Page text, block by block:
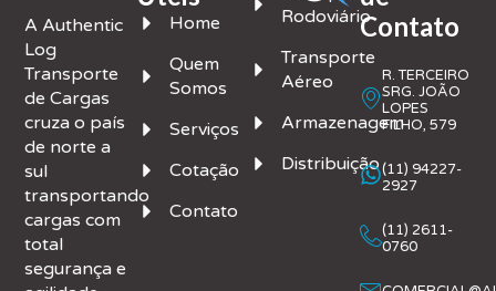
A Authentic
Log
Transporte
de Cargas
cruza o país
de norte a
sul
transportando
cargas com
total
segurança e
Home
Quem
Somos
Serviços
Cotação
Contato
Rodoviário
Transporte
Aéreo
Armazenagem
Distribuição
Contato
R. TERCEIRO
SRG. JOÃO
LOPES
FILHO, 579
(11) 94227-
2927
(11) 2611-
0760